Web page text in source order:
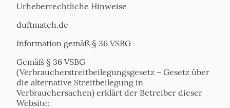
Urheberrechtliche Hinweise
duftmatch.de
Information gemäß § 36 VSBG
Gemäß § 36 VSBG
(Verbraucherstreitbeilegungsgesetz – Gesetz über
die alternative Streitbeilegung in
Verbrauchersachen) erklärt der Betreiber dieser
Website: